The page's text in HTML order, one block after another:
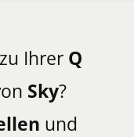
Ihrer Q
Sky?
und